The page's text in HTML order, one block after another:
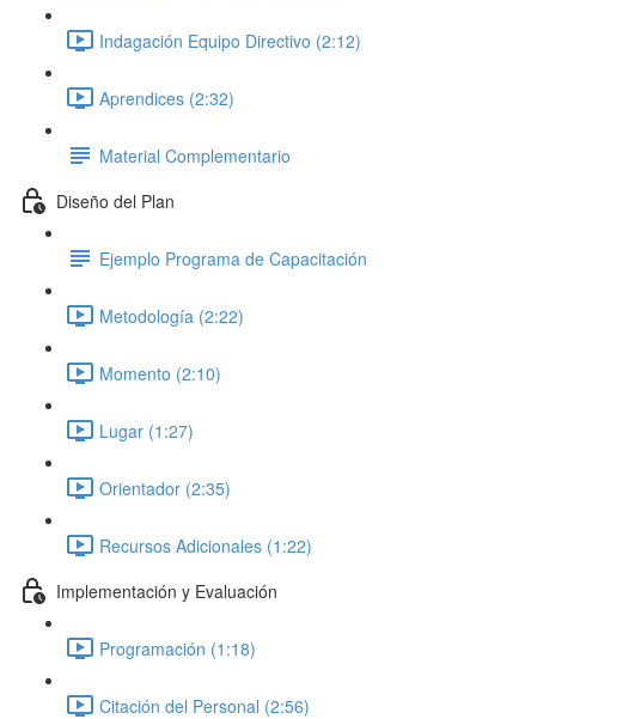
Indagación Equipo Directivo (2:12)
Aprendices (2:32)
Material Complementario
Diseño del Plan
Ejemplo Programa de Capacitación
Metodología (2:22)
Momento (2:10)
Lugar (1:27)
Orientador (2:35)
Recursos Adicionales (1:22)
Implementación y Evaluación
Programación (1:18)
Citación del Personal (2:56)